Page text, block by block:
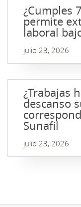
¿Cumples
permite
laboral
julio 23, 2026
¿Trabajas
descanso
Sunafil
julio 23, 2026